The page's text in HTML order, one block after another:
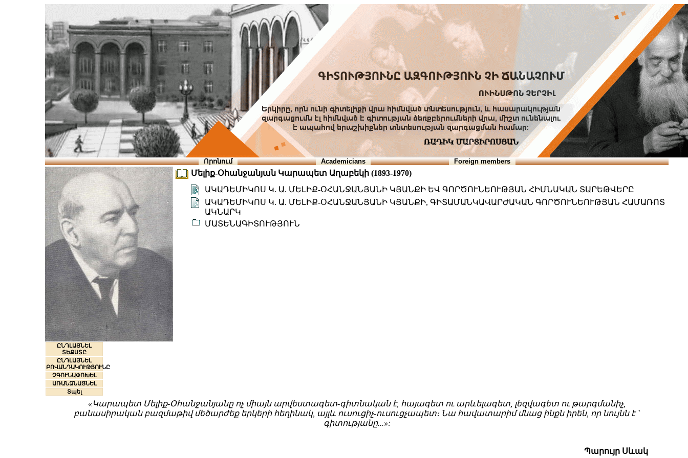
Տուն Օգնություն ՆԱԽԱՊԱՏՎՈՒԹՅՈՒՆՆԵՐ
Որոնում Academicians Foreign members
ԸՆԴԼԱՅՆԵԼ
ՏԵՔՍՏԸ
ԸՆԴԼԱՅՆԵԼ
ԲՈՎԱՆԴԱԿՈՒԹՅՈՒՆԸ
ՉԳՈՒՆԱՓՈԽԵԼ
ԱՌԱՆՁՆԱՑՆԵԼ
Տպել
Մելիք-Օհանջանյան Կարապետ Աղաբեկի (1893-1970)
ԱԿԱԴԵՄԻԿՈՍ Կ. Ա. ՄԵԼԻՔ-ՕՀԱՆՋԱՆՅԱՆԻ ԿՅԱՆՔԻ ԵՎ ԳՈՐԾՈՒՆԵՈՒԹՅԱՆ ՀԻՄՆԱԿԱՆ ՏԱՐԵԹՎԵՐԸ
ԱԿԱԴԵՄԻԿՈՍ Կ. Ա. ՄԵԼԻՔ-ՕՀԱՆՋԱՆՅԱՆԻ ԿՅԱՆՔԻ, ԳԻՏԱՄԱՆԿԱՎԱՐԺԱԿԱՆ ԳՈՐԾՈՒՆԵՈՒԹՅԱՆ ՀԱՄԱՌՈՏ
ԱԿՆԱՐԿ
ՄԱՏԵՆԱԳԻՏՈՒԹՅՈՒՆ
«Կարապետ Մելիք-Օհանջանյանը ոչ միայն արվեստագետ-գիտնական է, հայագետ ու արևելագետ, լեզվագետ ու թարգմանիչ,
բանասիրական բազմաթիվ մեծարժեք երկերի հեղինակ, այլև ուսուցիչ-ուսուցչապետ։ Նա հավատարիմ մնաց ինքն իրեն, որ նույնն է `
գիտությանը...»:
Պարույր Սևակ